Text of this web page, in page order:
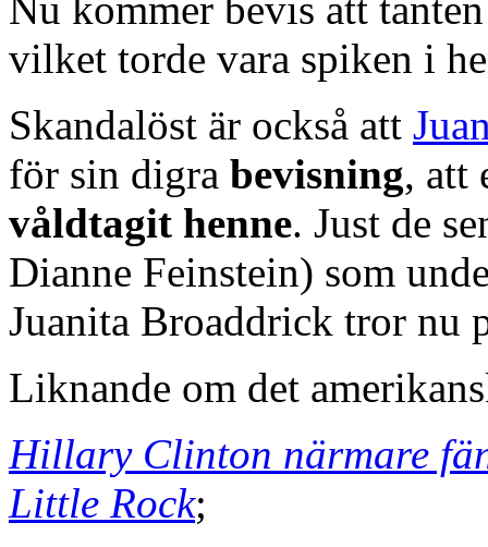
vilket torde vara spiken i
Skandalöst är också att
för sin digra bevisning, att
våldtagit henne. Just de
Dianne Feinstein) som
Juanita Broaddrick tror nu
Liknande om det
Hillary Clinton närmare
Little Rock;